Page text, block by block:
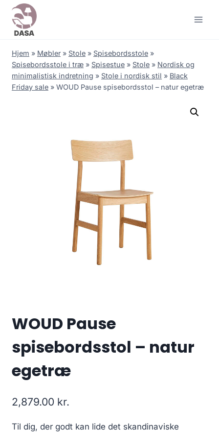
Skip
content
Hjem » Møbler » Stole » Spisebordsstole »
Spisebordsstole i træ » Spisestue » Stole » Nordisk og
minimalistisk indretning » Stole i nordisk stil » Black
Friday sale » WOUD Pause spisebordsstol – natur egetræ
WOUD Pause
spisebordsstol – natur
egetræ
2,879.00 kr.
Til dig, der godt kan lide det skandinaviske